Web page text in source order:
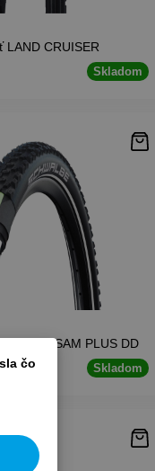
čo
LAND CRUISER
Skladom
SMART SAM PLUS DD
Skladom